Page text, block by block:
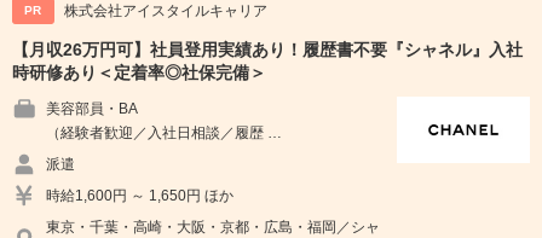
PR 株式会社アイスタイルキャリア
【月収26万円可】社員登用実績あり！履歴書不要『シャネル』入社
時研修あり＜定着率◎社保完備＞
美容部員・BA
（経験者歓迎／入社日相談／履歴 …
派遣
時給1,600円 ～ 1,650円 ほか
東京・千葉・高崎・大阪・京都・広島・福岡／シャ